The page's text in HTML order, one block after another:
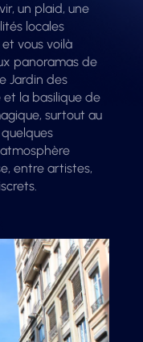
un plaid, une
locales
vous voilà
panoramas de
Jardin des
et la basilique de
surtout au
entre artistes,